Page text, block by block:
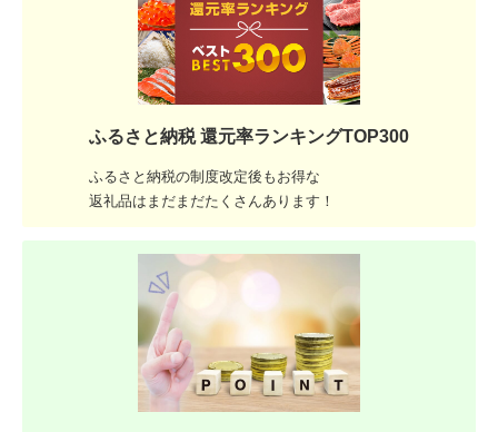
ふるさと納税 還元率ランキングTOP300
ふるさと納税の制度改定後もお得な
返礼品はまだまだたくさんあります！